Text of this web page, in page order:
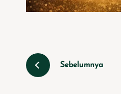
Sebelumnya